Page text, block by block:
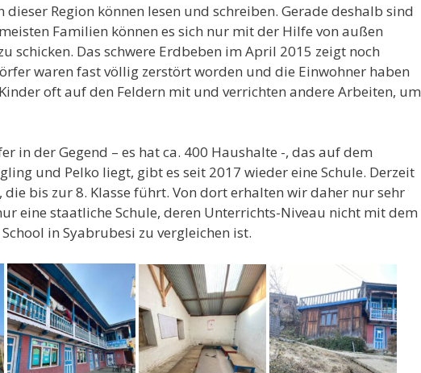
Region können lesen und schreiben. Gerade deshalb sind
Familien können es sich nur mit der Hilfe von außen
schicken. Das schwere Erdbeben im April 2015 zeigt noch
waren fast völlig zerstört worden und die Einwohner haben
oft auf den Feldern mit und verrichten andere Arbeiten, um
in der Gegend – es hat ca. 400 Haushalte -, das auf dem
und Pelko liegt, gibt es seit 2017 wieder eine Schule. Derzeit
die bis zur 8. Klasse führt. Von dort erhalten wir daher nur sehr
eine staatliche Schule, deren Unterrichts-Niveau nicht mit dem
in Syabrubesi zu vergleichen ist.